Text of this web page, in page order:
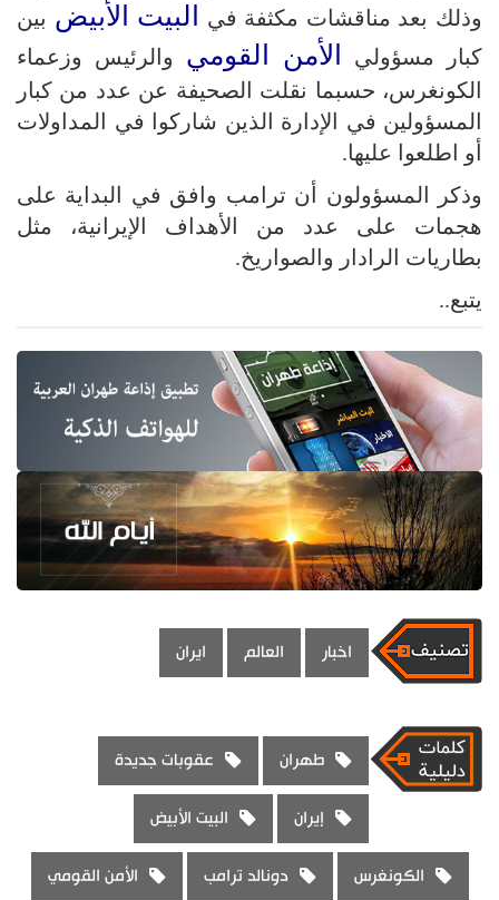
وذلك بعد مناقشات مكثفة في
البيت الأبيض بين
كبار مسؤولي
الأمن القومي والرئيس وزعماء
الكونغرس، حسبما نقلت الصحيفة عن عدد من كبار
المسؤولين في الإدارة الذين شاركوا في المداولات
أو اطلعوا عليها.
وذكر المسؤولون أن ترامب وافق في البداية على
هجمات على عدد من الأهداف الإيرانية، مثل
بطاريات الرادار والصواريخ.
يتبع..
اخبار العالم ايران
طهران عقوبات جديدة
إيران البيت الأبيض
الكونغرس دونالد ترامب الأمن القومي